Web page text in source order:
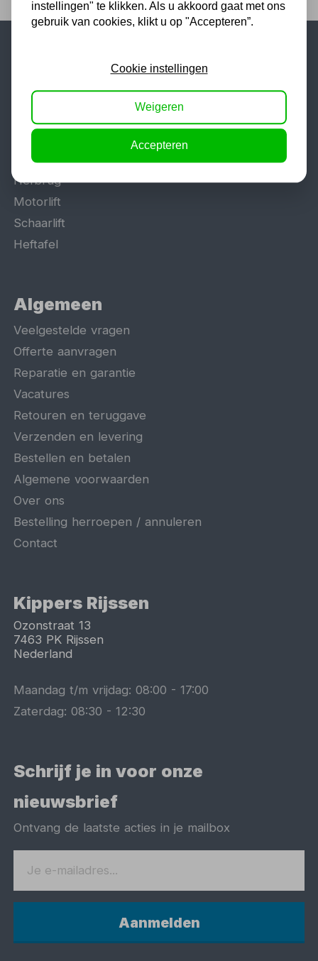
Populaire categorieën
Werkplaatsinrichting
Lasapparaat
Tig lasapparaat
Aggregaat
Hefbrug
Motorlift
Schaarlift
Heftafel
Algemeen
Veelgestelde vragen
Offerte aanvragen
Reparatie en garantie
Vacatures
Retouren en teruggave
Verzenden en levering
Bestellen en betalen
Algemene voorwaarden
Over ons
Bestelling herroepen / annuleren
Contact
Kippers Rijssen
Ozonstraat 13
7463 PK Rijssen
Nederland
Maandag t/m vrijdag:08:00 -17:00
Zaterdag:08:30 -12:30
Schrijf je in voor onze
nieuwsbrief
Ontvang de laatste acties in je mailbox
Aanmelden
instellingen" te klikken. Als u akkoord gaat met ons
gebruik van cookies, klikt u op "Accepteren”.
Cookie instellingen
Weigeren
Accepteren